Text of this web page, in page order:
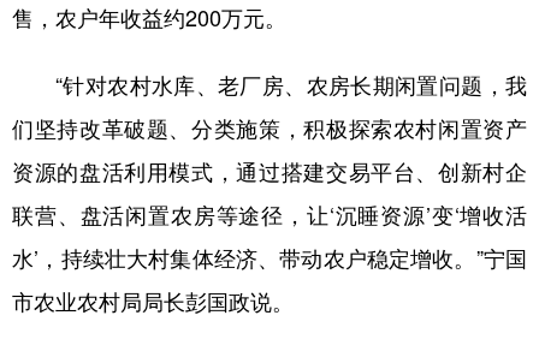
广东 广西
四川 贵州 云南 西藏
陕西 甘肃 青海 宁夏
新疆 内蒙古 黑龙江
多语种频道
售，农户年收益约200万元。
“针对农村水库、老厂房、农房长期闲置问题，我
们坚持改革破题、分类施策，积极探索农村闲置资产
资源的盘活利用模式，通过搭建交易平台、创新村企
联营、盘活闲置农房等途径，让‘沉睡资源’变‘增收活
水’，持续壮大村集体经济、带动农户稳定增收。”宁国
市农业农村局局长彭国政说。